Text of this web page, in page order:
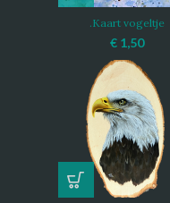
.Kaart vogeltje
€ 1,50